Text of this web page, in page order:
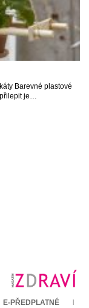
Barevné plastové
je…
E-PŘEDPLATNÉ